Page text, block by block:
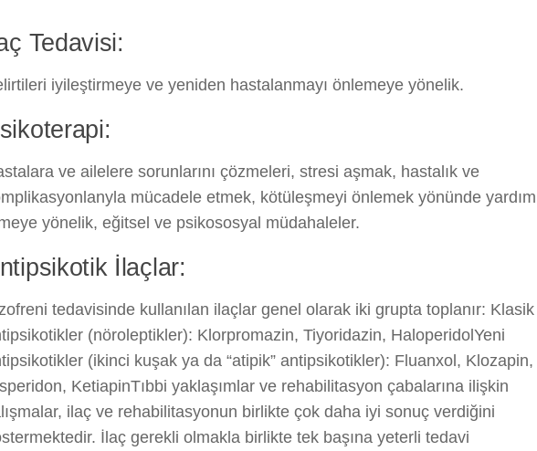
Tedavisi:
iyileştirmeye ve yeniden hastalanmayı önlemeye yönelik.
ve ailelere sorunlarını çözmeleri, stresi aşmak, hastalık ve
mücadele etmek, kötüleşmeyi önlemek yönünde yardım
yönelik, eğitsel ve psikososyal müdahaleler.
İlaçlar:
tedavisinde kullanılan ilaçlar genel olarak iki grupta toplanır: Klasik
(nöroleptikler): Klorpromazin, Tiyoridazin, HaloperidolYeni
(ikinci kuşak ya da “atipik” antipsikotikler): Fluanxol, Klozapin,
KetiapinTıbbi yaklaşımlar ve rehabilitasyon çabalarına ilişkin
ilaç ve rehabilitasyonun birlikte çok daha iyi sonuç verdiğini
İlaç gerekli olmakla birlikte tek başına yeterli tedavi